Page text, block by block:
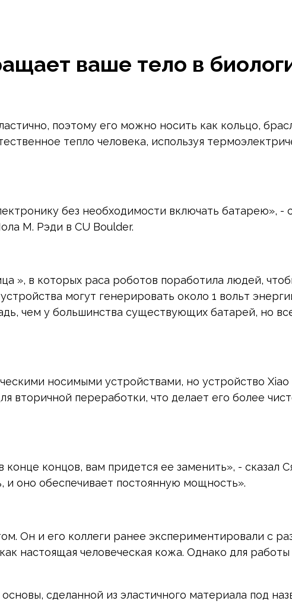
ваше тело в
поэтому его можно носить как кольцо,
тепло человека, используя
без необходимости включать батарею», -
М. Рэди в CU Boulder.
», в которых раса роботов поработила людей,
могут генерировать около 1 вольт
чем у большинства существующих батарей, но
носимыми устройствами, но устройство
вторичной переработки, что делает его более
концов, вам придется ее заменить», - сказал
оно обеспечивает постоянную мощность».
Он и его коллеги ранее экспериментировали с
настоящая человеческая кожа. Однако для
сделанной из эластичного материала под